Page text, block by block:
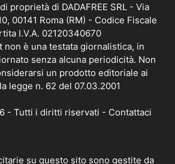
proprietà di DADAFREE SRL - Via
00141 Roma (RM) - Codice Fiscale
I.V.A. 02120340670
non è una testata giornalistica, in
senza alcuna periodicità. Non
un prodotto editoriale ai
legge n. 62 del 07.03.2001
- Tutti i diritti riservati - Contattaci
su questo sito sono gestite da